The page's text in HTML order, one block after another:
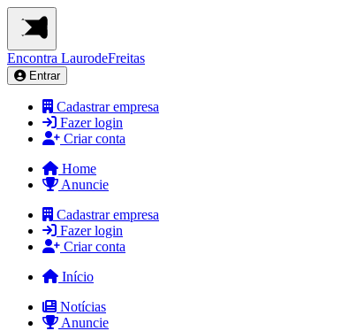
Encontra LaurodeFreitas
Entrar
Cadastrar empresa
Fazer login
Criar conta
Home
Anuncie
Cadastrar empresa
Fazer login
Criar conta
Início
Notícias
Anuncie